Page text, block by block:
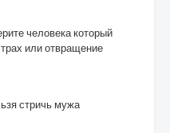
человека который
или отвращение
стричь мужа